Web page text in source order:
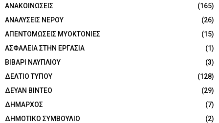
ΑΝΑΚΟΙΝΩΣΕΙΣ
(165)
ΑΝΑΛΥΣΕΙΣ ΝΕΡΟΥ
(26)
ΑΠΕΝΤΟΜΩΣΕΙΣ ΜΥΟΚΤΟΝΙΕΣ
(15)
ΑΣΦΑΛΕΙΑ ΣΤΗΝ ΕΡΓΑΣΙΑ
(1)
ΒΙΒΑΡΙ ΝΑΥΠΛΙΟΥ
(3)
ΔΕΛΤΙΟ ΤΥΠΟΥ
(128)
ΔΕΥΑΝ ΒΙΝΤΕΟ
(29)
ΔΗΜΑΡΧΟΣ
(7)
ΔΗΜΟΤΙΚΟ ΣΥΜΒΟΥΛΙΟ
(2)